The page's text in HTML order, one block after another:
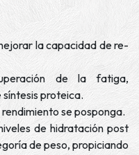
la capacidad de re-
de la fatiga,
proteica.
se posponga.
de hidratación post
de peso, propiciando